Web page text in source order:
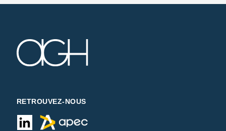
RETROUVEZ-NOUS